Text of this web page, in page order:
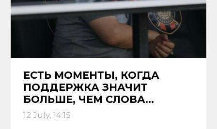
ЕСТЬ МОМЕНТЫ, КОГДА
ПОДДЕРЖКА ЗНАЧИТ
БОЛЬШЕ, ЧЕМ СЛОВА…
12 July, 14:15